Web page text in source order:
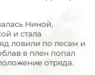
Ниной,
и стала
ловили по лесам и
в плен попал
отряда.